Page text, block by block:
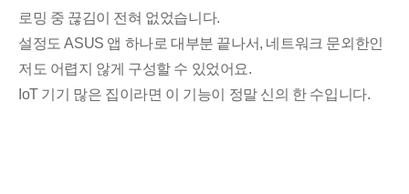
로밍 중 끊김이 전혀 없었습니다.
설정도 ASUS 앱 하나로 대부분 끝나서, 네트워크 문외한인
저도 어렵지 않게 구성할 수 있었어요.
IoT 기기 많은 집이라면 이 기능이 정말 신의 한 수입니다.